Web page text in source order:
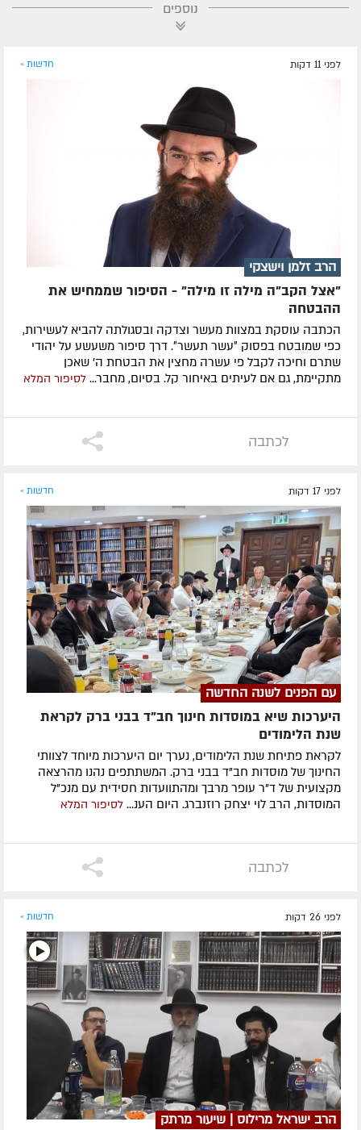
נוספים
לפני 11 דקות חדשות »
הרב זלמן וישצקי
"אצל הקב"ה מילה זו מילה" - הסיפור שממחיש את
ההבטחה
הכתבה עוסקת במצוות מעשר וצדקה ובסגולתה להביא לעשירות,
כפי שמובטח בפסוק ״עשר תעשר״. דרך סיפור משעשע על יהודי
שתרם וחיכה לקבל פי עשרה מחצין את הבטחת ה' שאכן
מתקיימת, גם אם לעיתים באיחור קל. בסיום, מחבר... לסיפור המלא
לכתבה
לפני 17 דקות חדשות »
עם הפנים לשנה החדשה
היערכות שיא במוסדות חינוך חב"ד בבני ברק לקראת
שנת הלימודים
לקראת פתיחת שנת הלימודים, נערך יום היערכות מיוחד לצוותי
החינוך של מוסדות חב"ד בבני ברק. המשתתפים נהנו מהרצאה
מקצועית של ד"ר עופר מרבך ומהתוועדות חסידית עם מנכ"ל
המוסדות, הרב לוי יצחק רוזנברג. היום הענ... לסיפור המלא
לכתבה
לפני 26 דקות חדשות »
הרב ישראל מרילוס | שיעור מרתק